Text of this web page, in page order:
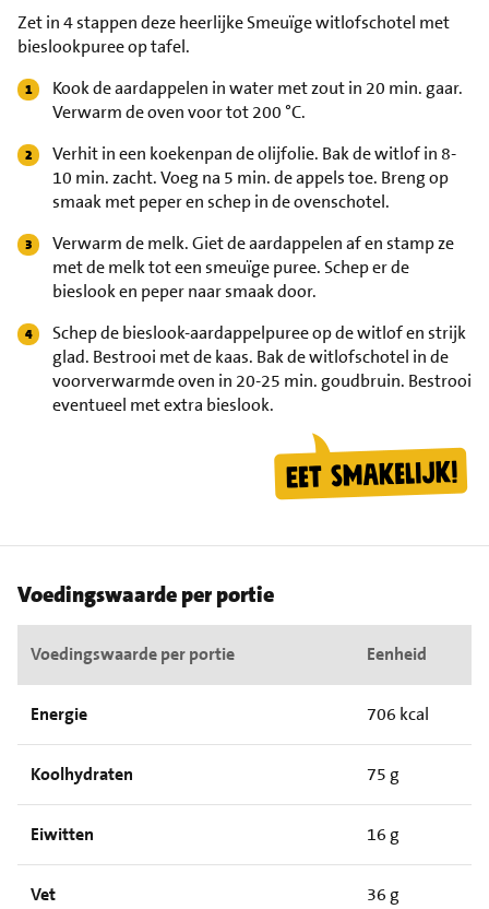
Zet in 4 stappen deze heerlijke Smeuïge witlofschotel met
bieslookpuree op tafel.
Kook de aardappelen in water met zout in 20 min. gaar.
Verwarm de oven voor tot 200 °C.
Verhit in een koekenpan de olijfolie. Bak de witlof in 8-
10 min. zacht. Voeg na 5 min. de appels toe. Breng op
smaak met peper en schep in de ovenschotel.
Verwarm de melk. Giet de aardappelen af en stamp ze
met de melk tot een smeuïge puree. Schep er de
bieslook en peper naar smaak door.
Schep de bieslook-aardappelpuree op de witlof en strijk
glad. Bestrooi met de kaas. Bak de witlofschotel in de
voorverwarmde oven in 20-25 min. goudbruin. Bestrooi
eventueel met extra bieslook.
Voedingswaarde per portie
Voedingswaarde per portie Eenheid
Energie 706 kcal
Koolhydraten 75 g
Eiwitten 16 g
Vet 36 g